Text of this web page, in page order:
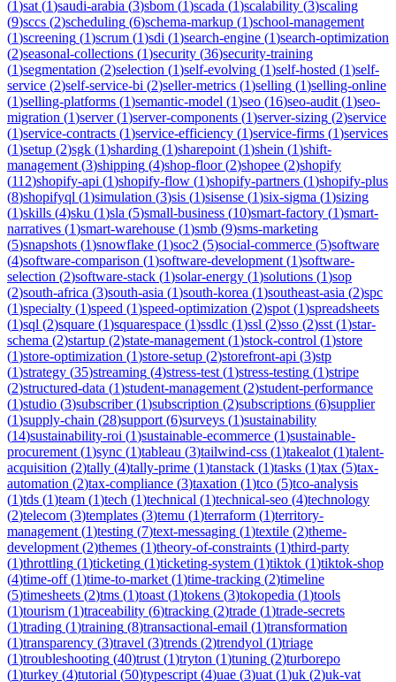
(1)sat (1)saudi-arabia (3)sbom (1)scada (1)scalability (3)scaling
(9)sccs (2)scheduling (6)schema-markup (1)school-management
(1)screening (1)scrum (1)sdi (1)search-engine (1)search-optimization
(2)seasonal-collections (1)security (36)security-training
(1)segmentation (2)selection (1)self-evolving (1)self-hosted (1)self-
service (2)self-service-bi (2)seller-metrics (1)selling (1)selling-online
(1)selling-platforms (1)semantic-model (1)seo (16)seo-audit (1)seo-
migration (1)server(1)server-components (1)server-sizing (2)service
(1)service-contracts (1)service-efficiency (1)service-firms (1)services
(1)setup (2)sgk (1)sharding (1)sharepoint (1)shein (1)shift-
management (3)shipping (4)shop-floor(2)shopee (2)shopify
(112)shopify-api (1)shopify-flow (1)shopify-partners (1)shopify-plus
(8)shopifyql (1)simulation (3)sis (1)sisense (1)six-sigma (1)sizing
(1)skills (4)sku (1)sla (5)small-business (10)smart-factory (1)smart-
narratives (1)smart-warehouse (1)smb (9)sms-marketing
(5)snapshots (1)snowflake (1)soc2 (5)social-commerce (5)software
(4)software-comparison (1)software-development (1)software-
selection (2)software-stack (1)solar-energy (1)solutions (1)sop
(2)south-africa (3)south-asia (1)south-korea (1)southeast-asia (2)spc
(1)specialty (1)speed (1)speed-optimization (2)spot (1)spreadsheets
(1)sql (2)square (1)squarespace (1)ssdlc (1)ssl (2)sso (2)sst (1)star-
schema (2)startup (2)state-management (1)stock-control (1)store
(1)store-optimization (1)store-setup (2)storefront-api (3)stp
(1)strategy (35)streaming (4)stress-test (1)stress-testing (1)stripe
(2)structured-data (1)student-management (2)student-performance
(1)studio (3)subscriber(1)subscription (2)subscriptions (6)supplier
(1)supply-chain (28)support (6)surveys (1)sustainability
(14)sustainability-roi (1)sustainable-ecommerce (1)sustainable-
procurement (1)sync (1)tableau (3)tailwind-css (1)takealot (1)talent-
acquisition (2)tally (4)tally-prime (1)tanstack (1)tasks (1)tax (5)tax-
automation (2)tax-compliance (3)taxation (1)tco (5)tco-analysis
(1)tds (1)team (1)tech (1)technical (1)technical-seo (4)technology
(2)telecom (3)templates (3)temu (1)terraform (1)territory-
management (1)testing (7)text-messaging (1)textile (2)theme-
development (2)themes (1)theory-of-constraints (1)third-party
(1)throttling (1)ticketing (1)ticketing-system (1)tiktok (1)tiktok-shop
(4)time-off(1)time-to-market (1)time-tracking (2)timeline
(5)timesheets (2)tms (1)toast (1)tokens (3)tokopedia (1)tools
(1)tourism (1)traceability (6)tracking (2)trade (1)trade-secrets
(1)trading (1)training (8)transactional-email (1)transformation
(1)transparency (3)travel (3)trends (2)trendyol (1)triage
(1)troubleshooting (40)trust (1)tryton (1)tuning (2)turborepo
(1)turkey (4)tutorial (50)typescript (4)uae (3)uat (1)uk (2)uk-vat